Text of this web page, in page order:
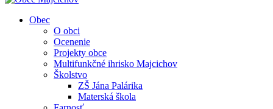
Obec
O obci
Ocenenie
Projekty obce
Multifunkčné ihrisko Majcichov
Školstvo
ZŠ Jána Palárika
Materská škola